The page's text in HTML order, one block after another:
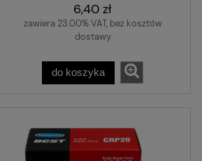
6,40 zł
zawiera 23.00% VAT, bez kosztów
dostawy
do koszyka